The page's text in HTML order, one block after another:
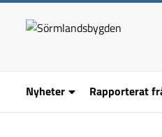
Nyheter Rapporterat